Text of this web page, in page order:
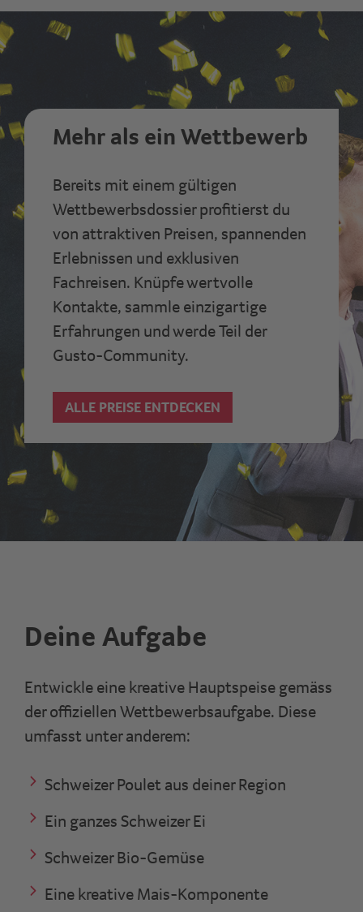
Mehr als ein Wettbewerb
Bereits mit einem gültigen
Wettbewerbsdossier profitierst du
von attraktiven Preisen, spannenden
Erlebnissen und exklusiven
Fachreisen. Knüpfe wertvolle
Kontakte, sammle einzigartige
Erfahrungen und werde Teil der
Gusto-Community.
ALLE PREISE ENTDECKEN
Deine Aufgabe
Entwickle eine kreative Hauptspeise gemäss
der offiziellen Wettbewerbsaufgabe. Diese
umfasst unter anderem:
Schweizer Poulet aus deiner Region
Ein ganzes Schweizer Ei
Schweizer Bio-Gemüse
Eine kreative Mais-Komponente